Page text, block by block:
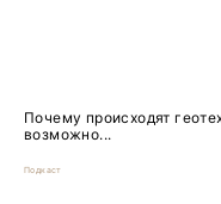
Почему происходят
возможно...
Подкаст